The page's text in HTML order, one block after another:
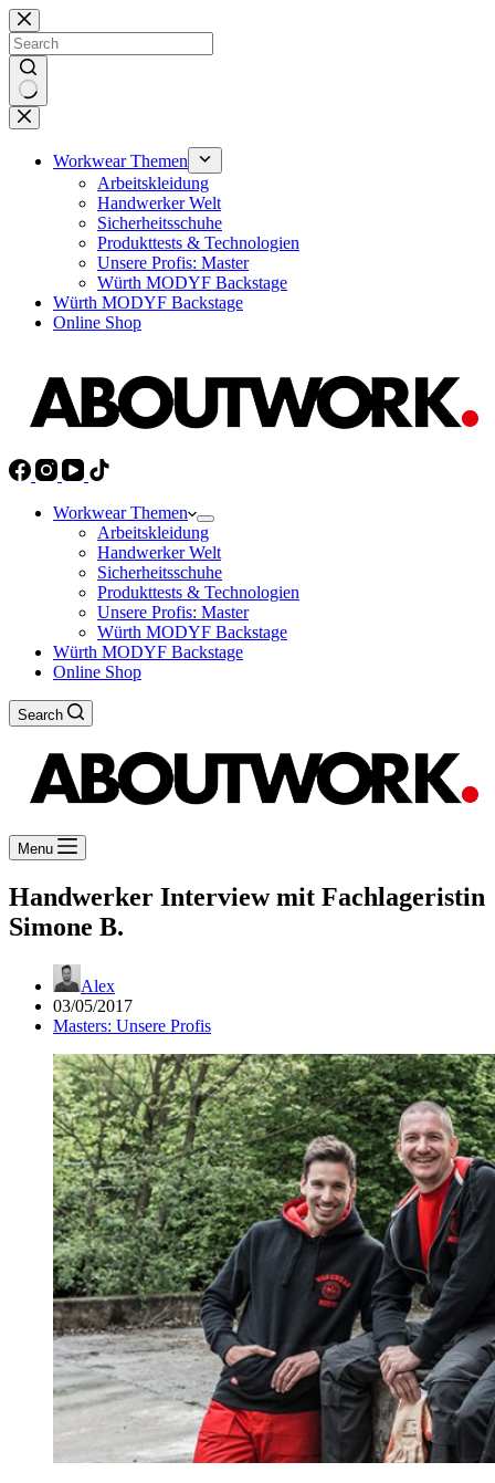
Skip
to
content
No
results
Workwear Themen
Arbeitskleidung
Handwerker Welt
Sicherheitsschuhe
Produkttests & Technologien
Unsere Profis: Master
Würth MODYF Backstage
Würth MODYF Backstage
Online Shop
Workwear Themen
Arbeitskleidung
Handwerker Welt
Sicherheitsschuhe
Produkttests & Technologien
Unsere Profis: Master
Würth MODYF Backstage
Würth MODYF Backstage
Online Shop
Search
Menu
Handwerker Interview mit Fachlageristin
Simone B.
Alex
03/05/2017
Masters: Unsere Profis